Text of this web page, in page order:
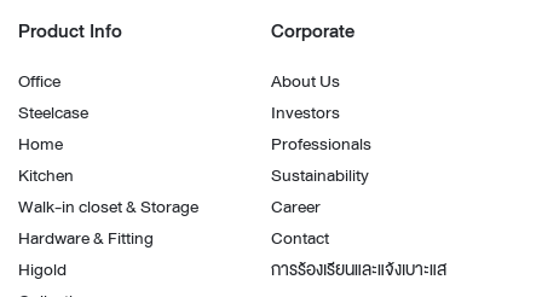
Product Info
Office
Steelcase
Home
Kitchen
Walk-in closet & Storage
Hardware & Fitting
Higold
Corporate
About Us
Investors
Professionals
Sustainability
Career
Contact
การร้องเรียนและแจ้งเบาะแส